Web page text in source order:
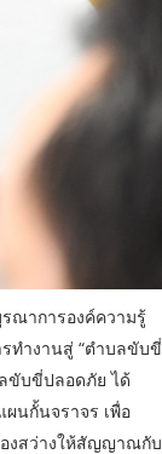
ณาการองค์ความรู้
ทำงานสู่ “ตำบลขับขี่
ขับขี่ปลอดภัย ได้
นกั้นจราจร เพื่อ
องสว่างให้สัญญาณกับ